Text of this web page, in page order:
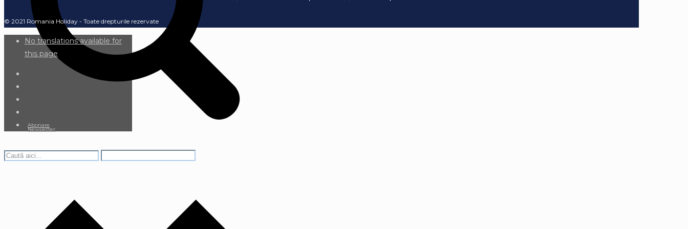
© 2021 Romania Holiday - Toate drepturile rezervate
No translations available for
this page
Abonare
Newsletter